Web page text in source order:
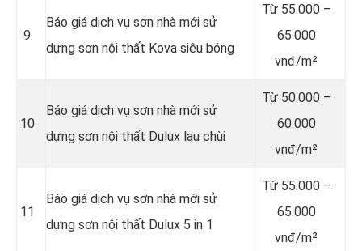
9
Báo giá dịch vụ sơn nhà mới sử
dựng sơn nội thất Kova siêu bóng
Từ 55.000 –
65.000
vnđ/m²
10
Báo giá dịch vụ sơn nhà mới sử
dựng sơn nội thất Dulux lau chùi
Từ 50.000 –
60.000
vnđ/m²
11
Báo giá dịch vụ sơn nhà mới sử
dựng sơn nội thất Dulux 5 in 1
Từ 55.000 –
65.000
vnđ/m²